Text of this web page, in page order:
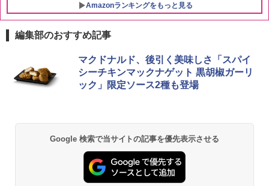
Amazonランキングをもっと見る
編集部のおすすめ記事
マクドナルド、後引く美味しさ「スパイ
シーチキンマックナゲット 黒胡椒ガーリ
ック」限定ソース2種も登場
Google 検索で当サイトの記事を優先表示させる